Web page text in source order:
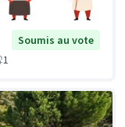
Soumis au vote
1